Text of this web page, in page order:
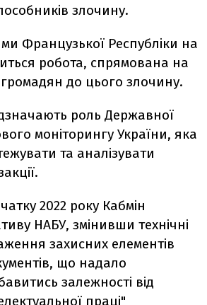
злочину.
Французької Республіки на
робота, спрямована на
громадян до цього злочину.
роль Державної
моніторингу України, яка
та аналізувати
2022 року Кабмін
НАБУ, змінивши технічні
захисних елементів
що надало
залежності від
праці"